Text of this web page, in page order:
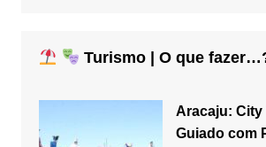
Turismo | O que
Aracaju: City
Guiado com